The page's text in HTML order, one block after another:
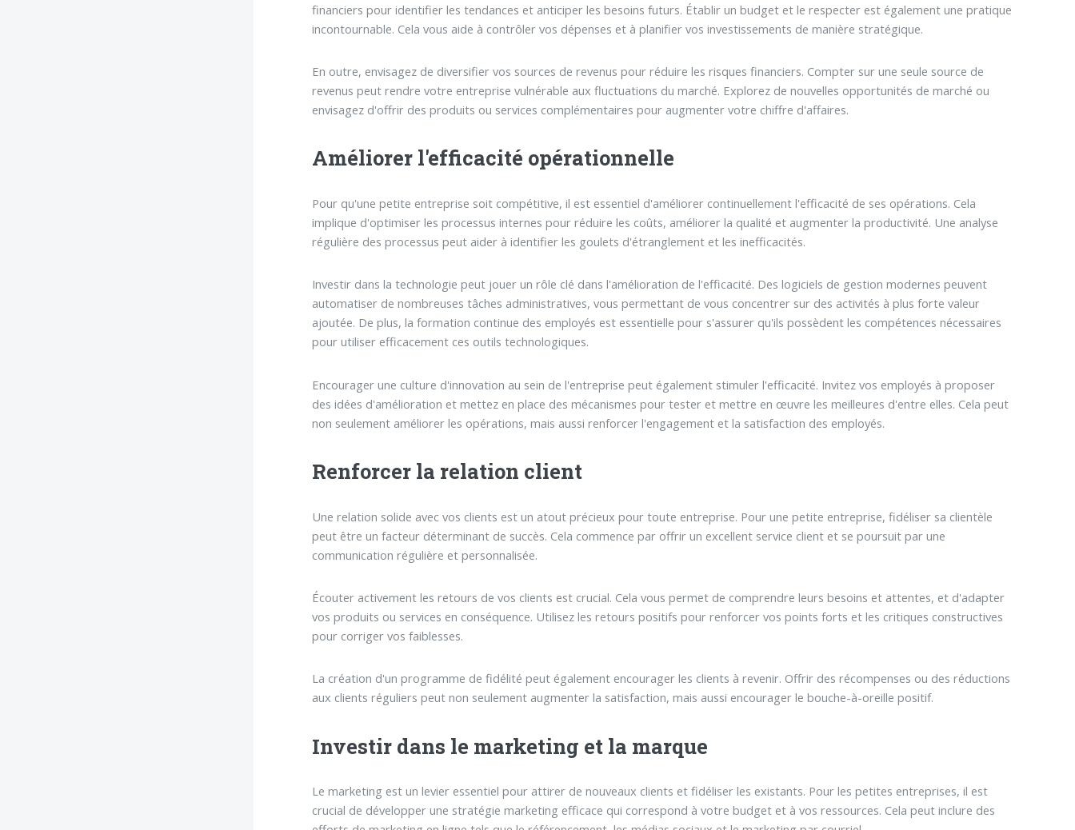
financiers pour identifier les tendances et anticiper les besoins futurs. Établir un budget et le respecter est également une pratique
incontournable. Cela vous aide à contrôler vos dépenses et à planifier vos investissements de manière stratégique.
En outre, envisagez de diversifier vos sources de revenus pour réduire les risques financiers. Compter sur une seule source de
revenus peut rendre votre entreprise vulnérable aux fluctuations du marché. Explorez de nouvelles opportunités de marché ou
envisagez d'offrir des produits ou services complémentaires pour augmenter votre chiffre d'affaires.
Améliorer l'efficacité opérationnelle
Pour qu'une petite entreprise soit compétitive, il est essentiel d'améliorer continuellement l'efficacité de ses opérations. Cela
implique d'optimiser les processus internes pour réduire les coûts, améliorer la qualité et augmenter la productivité. Une analyse
régulière des processus peut aider à identifier les goulets d'étranglement et les inefficacités.
Investir dans la technologie peut jouer un rôle clé dans l'amélioration de l'efficacité. Des logiciels de gestion modernes peuvent
automatiser de nombreuses tâches administratives, vous permettant de vous concentrer sur des activités à plus forte valeur
ajoutée. De plus, la formation continue des employés est essentielle pour s'assurer qu'ils possèdent les compétences nécessaires
pour utiliser efficacement ces outils technologiques.
Encourager une culture d'innovation au sein de l'entreprise peut également stimuler l'efficacité. Invitez vos employés à proposer
des idées d'amélioration et mettez en place des mécanismes pour tester et mettre en œuvre les meilleures d'entre elles. Cela peut
non seulement améliorer les opérations, mais aussi renforcer l'engagement et la satisfaction des employés.
Renforcer la relation client
Une relation solide avec vos clients est un atout précieux pour toute entreprise. Pour une petite entreprise, fidéliser sa clientèle
peut être un facteur déterminant de succès. Cela commence par offrir un excellent service client et se poursuit par une
communication régulière et personnalisée.
Écouter activement les retours de vos clients est crucial. Cela vous permet de comprendre leurs besoins et attentes, et d'adapter
vos produits ou services en conséquence. Utilisez les retours positifs pour renforcer vos points forts et les critiques constructives
pour corriger vos faiblesses.
La création d'un programme de fidélité peut également encourager les clients à revenir. Offrir des récompenses ou des réductions
aux clients réguliers peut non seulement augmenter la satisfaction, mais aussi encourager le bouche-à-oreille positif.
Investir dans le marketing et la marque
Le marketing est un levier essentiel pour attirer de nouveaux clients et fidéliser les existants. Pour les petites entreprises, il est
crucial de développer une stratégie marketing efficace qui correspond à votre budget et à vos ressources. Cela peut inclure des